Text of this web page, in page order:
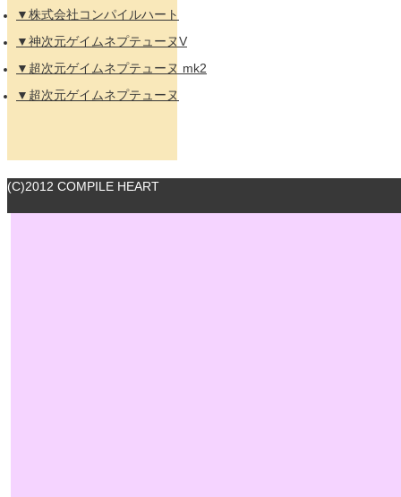
▼株式会社コンパイルハート
▼神次元ゲイムネプテューヌV
▼超次元ゲイムネプテューヌ mk2
▼超次元ゲイムネプテューヌ
(C)2012 COMPILE HEART